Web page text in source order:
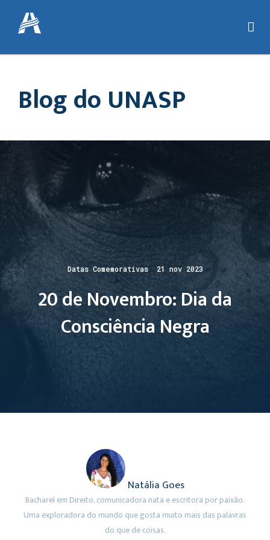
Blog do UNASP
Datas Comemorativas 21 nov 2023
20 de Novembro: Dia da
Consciência Negra
Natália Goes
Bacharel em Direito, comunicadora nata e escritora por paixão.
Uma exploradora do mundo que gosta muito mais das palavras
do que de coisas.